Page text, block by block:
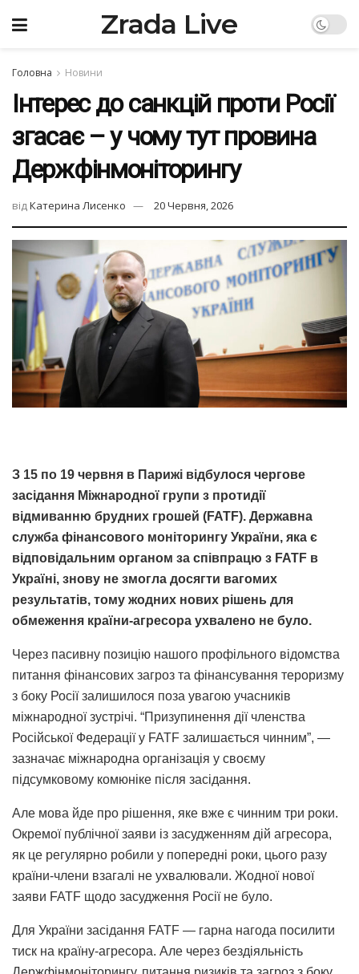
Zrada Live
Головна Новини
Інтерес до санкцій проти Росії
згасає – у чому тут провина
Держфінмоніторингу
відКатерина Лисенко 20 Червня, 2026
З 15 по 19 червня в Парижі відбулося чергове
засідання Міжнародної групи з протидії
відмиванню брудних грошей (FATF). Державна
служба фінансового моніторингу України, яка є
відповідальним органом за співпрацю з FATF в
Україні, знову не змогла досягти вагомих
результатів, тому жодних нових рішень для
обмеження країни-агресора ухвалено не було.
Через пасивну позицію нашого профільного відомства
питання фінансових загроз та фінансування тероризму
з боку Росії залишилося поза увагою учасників
міжнародної зустрічі. “Призупинення дії членства
Російської Федерації у FATF залишається чинним”, —
зазначає міжнародна організація у своєму
підсумковому комюніке після засідання.
Але мова йде про рішення, яке вже є чинним три роки.
Окремої публічної заяви із засудженням дій агресора,
як це регулярно робили у попередні роки, цього разу
країни-члени взагалі не ухвалювали. Жодної нової
заяви FATF щодо засудження Росії не було.
Для України засідання FATF — гарна нагода посилити
тиск на країну-агресора. Але через бездіяльність